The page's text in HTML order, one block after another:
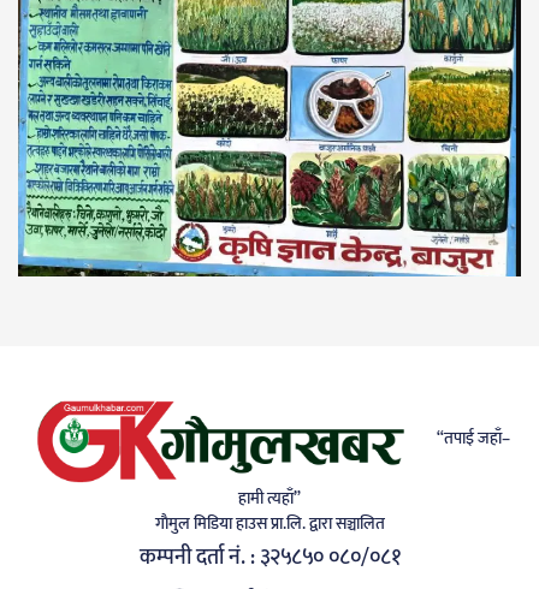
“तपाई जहाँ–
हामी त्यहाँ”
गाैमुल मिडिया हाउस प्रा.लि. द्वारा सञ्चालित
कम्पनी दर्ता नं. : ३२५८५० ०८०/०८१